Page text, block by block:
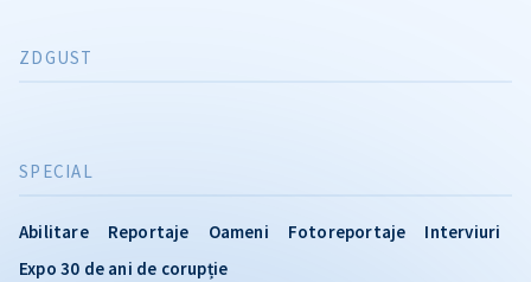
SPECIAL
Abilitare Reportaje Oameni Fotoreportaje
Interviuri
Expo 30 de ani de corupție
ZDGUST